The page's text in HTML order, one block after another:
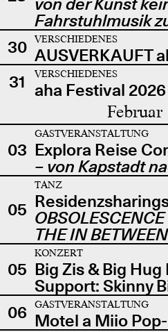
Fahrstuhlmusik
30
VERSCHIEDENES
AUSVERKAUFT
31
VERSCHIEDENES
aha Festival 2026
Februar
03
GASTVERANSTALTUNG
Explora Reise
– von Kapstadt
05
TANZ
OBSOLESCENCE
THE IN BETWEEN
05
KONZERT
Big Zis & Big
Support: Skinny
06
GASTVERANSTALTUNG
Motel a Miio